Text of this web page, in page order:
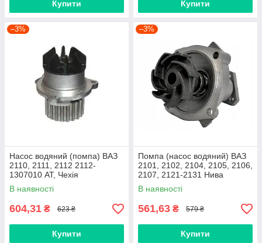
Купити Купити
–3%
Насос водяний (помпа) ВАЗ
2110, 2111, 2112 2112-
1307010 AT, Чехія
В наявності
604,31 ₴ 623 ₴
Купити
–3%
Помпа (насос водяний) ВАЗ
2101, 2102, 2104, 2105, 2106,
2107, 2121-2131 Нива
Шевроле 2123 Чехия AT
В наявності
561,63 ₴ 579 ₴
Купити